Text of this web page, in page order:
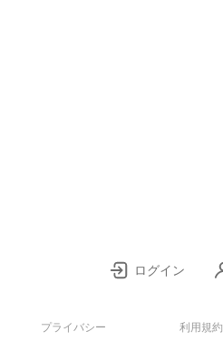
ログイン
プライバシー 利用規約